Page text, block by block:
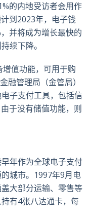
的内地受访者会用作
到2023年，电子钱
并将成为增长最快的
续下降。
值功能，可用于购
融管理局（金管局）
子支付工具，包括信
于没有储值功能，则
年作为全球电子支付
城市。1997年9月电
大部分运输、零售等
有4张八达通卡，每